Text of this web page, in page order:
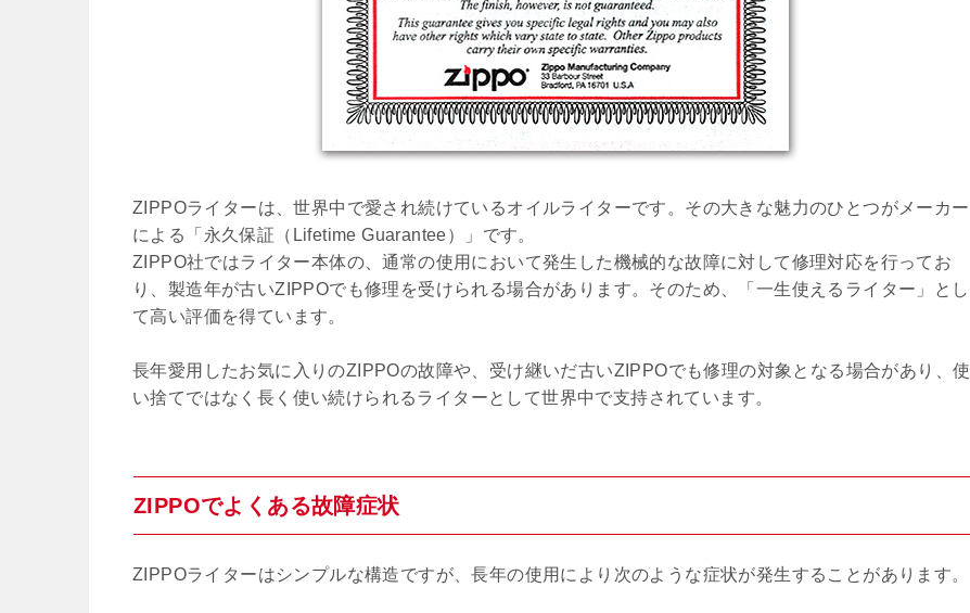
ZIPPOライターは、世界中で愛され続けているオイルライターです。その大きな魅力のひとつがメーカー
による「永久保証（Lifetime Guarantee）」です。
ZIPPO社ではライター本体の、通常の使用において発生した機械的な故障に対して修理対応を行ってお
り、製造年が古いZIPPOでも修理を受けられる場合があります。そのため、「一生使えるライター」とし
て高い評価を得ています。
長年愛用したお気に入りのZIPPOの故障や、受け継いだ古いZIPPOでも修理の対象となる場合があり、使
い捨てではなく長く使い続けられるライターとして世界中で支持されています。
ZIPPOでよくある故障症状
ZIPPOライターはシンプルな構造ですが、長年の使用により次のような症状が発生することがあります。